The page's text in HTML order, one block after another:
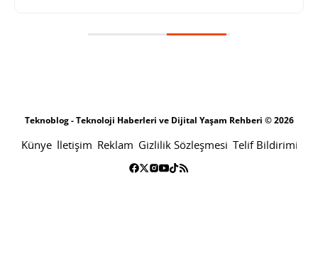
Teknoblog - Teknoloji Haberleri ve Dijital Yaşam Rehberi © 2026
Künye İletişim Reklam Gizlilik Sözleşmesi Telif Bildirimi